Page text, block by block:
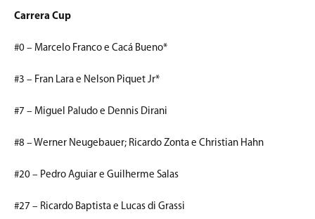
Carrera Cup
#0 – Marcelo Franco e Cacá Bueno*
#3 – Fran Lara e Nelson Piquet Jr*
#7 – Miguel Paludo e Dennis Dirani
#8 – Werner Neugebauer; Ricardo Zonta e Christian Hahn
#20 – Pedro Aguiar e Guilherme Salas
#27 – Ricardo Baptista e Lucas di Grassi